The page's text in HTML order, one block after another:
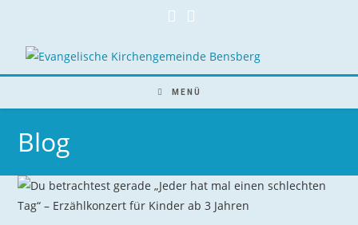
springen
MENÜ
Blog